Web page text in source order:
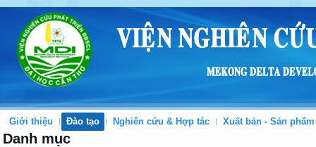
Giới thiệu Đào tạo Nghiên cứu & Hợp tác Xuất bản - Sản phẩm
Danh mục